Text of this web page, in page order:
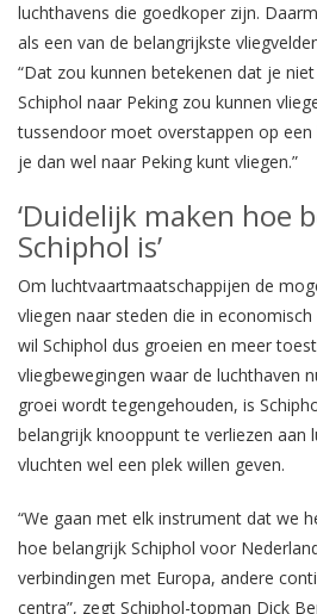
luchthavens die goedkoper zijn.
als een van de belangrijkste
“Dat zou kunnen betekenen dat je
Schiphol naar Peking zou kunnen
tussendoor moet overstappen op een
je dan wel naar Peking kunt vliegen.”
‘Duidelijk maken hoe
Schiphol is’
Om luchtvaartmaatschappijen de
vliegen naar steden die in
wil Schiphol dus groeien en meer
vliegbewegingen waar de luchthaven
groei wordt tegengehouden, is
belangrijk knooppunt te verliezen aan
vluchten wel een plek willen geven.
“We gaan met elk instrument dat we
hoe belangrijk Schiphol voor
verbindingen met Europa, andere
centra”, zegt Schiphol-topman Dick